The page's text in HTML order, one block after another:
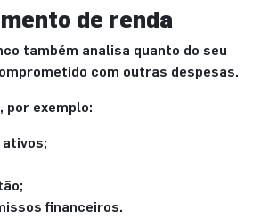
de renda
também analisa quanto do seu
com outras despesas.
por exemplo:
financeiros.